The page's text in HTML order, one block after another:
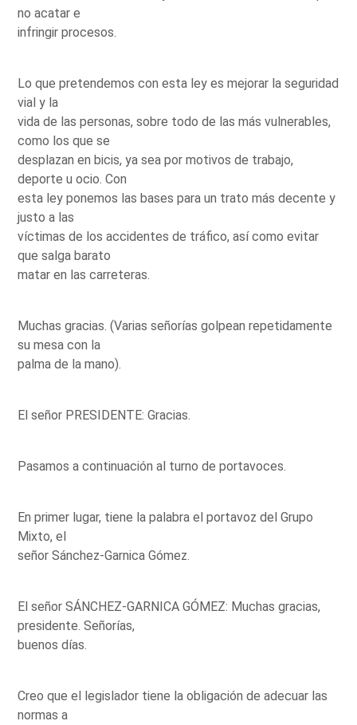
no acatar e
infringir procesos.
Lo que pretendemos con esta ley es mejorar la seguridad
vial y la
vida de las personas, sobre todo de las más vulnerables,
como los que se
desplazan en bicis, ya sea por motivos de trabajo,
deporte u ocio. Con
esta ley ponemos las bases para un trato más decente y
justo a las
víctimas de los accidentes de tráfico, así como evitar
que salga barato
matar en las carreteras.
Muchas gracias. (Varias señorías golpean repetidamente
su mesa con la
palma de la mano).
El señor PRESIDENTE: Gracias.
Pasamos a continuación al turno de portavoces.
En primer lugar, tiene la palabra el portavoz del Grupo
Mixto, el
señor Sánchez-Garnica Gómez.
El señor SÁNCHEZ-GARNICA GÓMEZ: Muchas gracias,
presidente. Señorías,
buenos días.
Creo que el legislador tiene la obligación de adecuar las
normas a